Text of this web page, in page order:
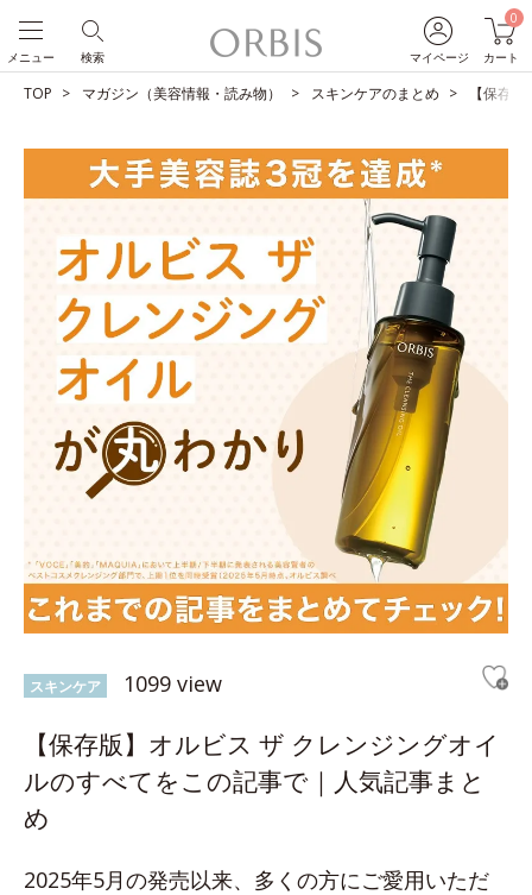
マイページ
0
カート
検索
メニュー
TOP マガジン（美容情報・読み物） スキンケアのまとめ 【保存
スキンケア 1099 view
【保存版】オルビス ザ クレンジングオイ
ルのすべてをこの記事で｜人気記事まと
め
2025年5月の発売以来、多くの方にご愛用いただ